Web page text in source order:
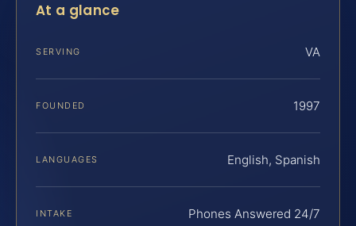
At a glance
SERVING VA
FOUNDED 1997
LANGUAGES English, Spanish
INTAKE Phones Answered 24/7